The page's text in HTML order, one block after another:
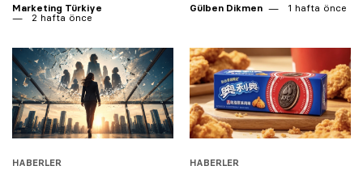
Marketing Türkiye
2 hafta önce
Gülben Dikmen 1 hafta önce
HABERLER HABERLER